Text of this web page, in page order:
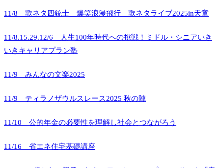
11/8 歌ネタ四銃士 爆笑浪漫飛行 歌ネタライブ2025in天童
11/8.15.29.12/6 人生100年時代への挑戦！ミドル・シニアいき
いきキャリアプラン塾
11/9 みんなの文楽2025
11/9 ティラノザウルスレース2025 秋の陣
11/10 公的年金の必要性を理解し社会とつながろう
11/16 省エネ住宅基礎講座